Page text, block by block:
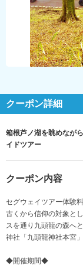
クーポン詳細
箱根芦ノ湖を眺めなが
イドツアー
クーポン内容
セグウェイツアー体験料
古くから信仰の対象と
スを通り九頭龍の森へ
神社「九頭龍神社本宮
◆開催期間◆